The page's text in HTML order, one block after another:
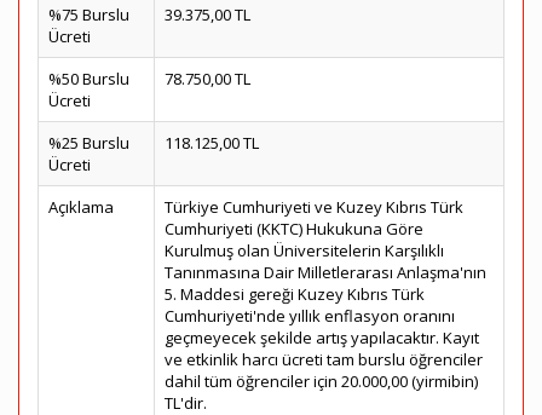
%75 Burslu
Ücreti
39.375,00 TL
%50 Burslu
Ücreti
78.750,00 TL
%25 Burslu
Ücreti
118.125,00 TL
Açıklama
Türkiye Cumhuriyeti ve Kuzey Kıbrıs Türk
Cumhuriyeti (KKTC) Hukukuna Göre
Kurulmuş olan Üniversitelerin Karşılıklı
Tanınmasına Dair Milletlerarası Anlaşma'nın
5. Maddesi gereği Kuzey Kıbrıs Türk
Cumhuriyeti'nde yıllık enflasyon oranını
geçmeyecek şekilde artış yapılacaktır. Kayıt
ve etkinlik harcı ücreti tam burslu öğrenciler
dahil tüm öğrenciler için 20.000,00 (yirmibin)
TL'dir.